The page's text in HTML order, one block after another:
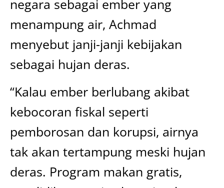
negara sebagai ember yang
menampung air, Achmad
menyebut janji-janji kebijakan
sebagai hujan deras.
“Kalau ember berlubang akibat
kebocoran fiskal seperti
pemborosan dan korupsi, airnya
tak akan tertampung meski hujan
deras. Program makan gratis,